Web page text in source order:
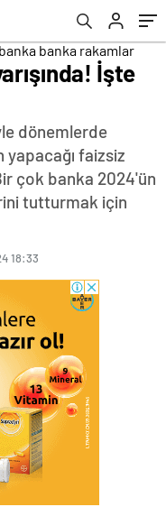
İşte
dönemlerde
faizsiz
çok banka 2024'ün
tutturmak için
18:33